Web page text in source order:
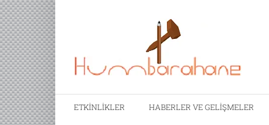
ETKİNLİKLER HABERLER VE GELİŞMELER